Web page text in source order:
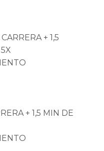
+ 1,5
+ 1,5 MIN DE